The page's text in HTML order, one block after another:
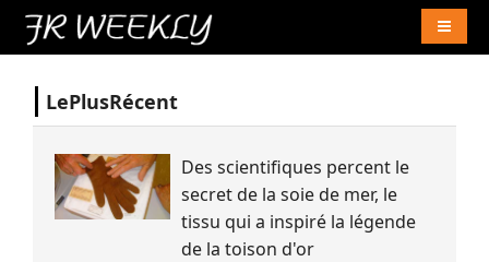
LePlusRécent
Des scientifiques percent le
secret de la soie de mer, le
tissu qui a inspiré la légende
de la toison d'or